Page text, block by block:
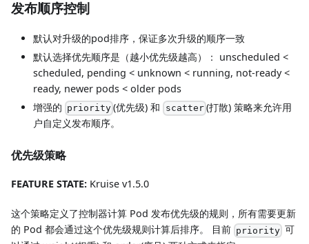
发布顺序控制
默认对升级的pod排序，保证多次升级的顺序一致
默认选择优先顺序是（越小优先级越高）： unscheduled <
scheduled, pending < unknown < running, not-ready <
ready, newer pods < older pods
增强的 priority (优先级) 和 scatter (打散) 策略来允许用
户自定义发布顺序。
优先级策略
FEATURE STATE: Kruise v1.5.0
这个策略定义了控制器计算 Pod 发布优先级的规则，所有需要更新
的 Pod 都会通过这个优先级规则计算后排序。 目前 priority 可